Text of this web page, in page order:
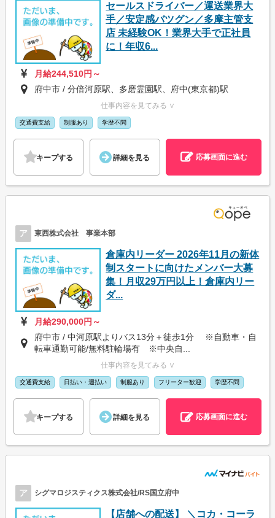
セールスドライバー／運送業界大
手／安定感バツグン／多摩主管支
店 未経験OK！業界大手で正社員
に！年収6...
月給244,510円～
府中市 / 分倍河原駅、多磨霊園駅、府中(東京都)駅
仕事内容を見てみる ∨
交通費支給 制服あり 学歴不問
キープする 詳細を見る 応募画面に進む
ア 東西株式会社 事業本部
倉庫内リーダー 2026年11月の新体
制スタートに向けたメンバー大募
集！月収29万円以上！倉庫内リー
ダ...
月給290,000円～
府中市 / 中河原駅よりバス13分＋徒歩1分 ※自動車・自
転車通勤可能/無料駐輪場有 ※中央自...
仕事内容を見てみる ∨
交通費支給 日払い・週払い 制服あり フリーター歓迎 学歴不問
キープする 詳細を見る 応募画面に進む
ア シグマロジスティクス株式会社/RS国立府中
【店舗への配送】 ＼コカ・コーラ